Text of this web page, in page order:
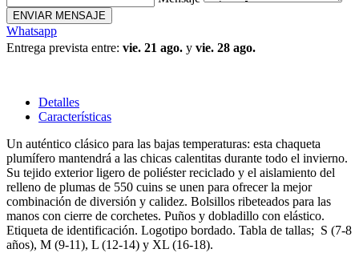
ENVIAR MENSAJE
Whatsapp
Entrega prevista entre: vie. 21 ago. y vie. 28 ago.
Detalles
Características
Un auténtico clásico para las bajas temperaturas: esta chaqueta
plumífero mantendrá a las chicas calentitas durante todo el invierno.
Su tejido exterior ligero de poliéster reciclado y el aislamiento del
relleno de plumas de 550 cuins se unen para ofrecer la mejor
combinación de diversión y calidez. Bolsillos ribeteados para las
manos con cierre de corchetes. Puños y dobladillo con elástico.
Etiqueta de identificación. Logotipo bordado. Tabla de tallas; S (7-8
años), M (9-11), L (12-14) y XL (16-18).